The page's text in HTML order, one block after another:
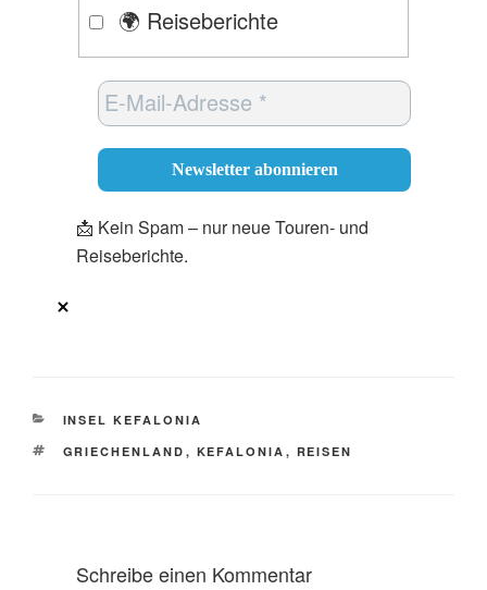
🌍 Reiseberichte
📩 Kein Spam – nur neue Touren- und
Reiseberichte.
KATEGORIEN
INSEL KEFALONIA
SCHLAGWÖRTER
GRIECHENLAND , KEFALONIA , REISEN
Schreibe einen Kommentar